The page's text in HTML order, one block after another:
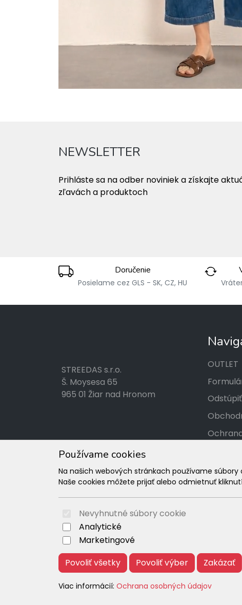
NEWSLETTER
Prihláste sa na odber noviniek a získajte
zľavách a produktoch
Doručenie
Posielame cez GLS - SK, CZ, HU
Používame cookies
Na našich webových stránkach používame
Naše cookies môžete prijať alebo odmietnuť
Nevyhnutné súbory cookie
Analytické
Marketingové
Povoliť všetky
Povoliť výber Zakázať
Viac informácií: Ochrana osobných údajov
STREEDAS s.r.o.
Š. Moysesa 65
965 01 Žiar nad Hronom
OUTLET